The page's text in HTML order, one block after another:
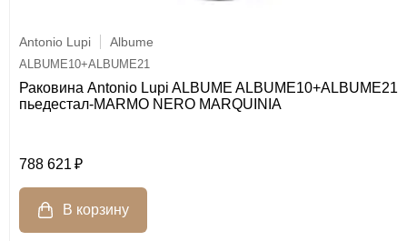
Antonio Lupi Albume
ALBUME10+ALBUME21
Раковина Antonio Lupi ALBUME ALBUME10+ALBUME21
пьедестал-MARMO NERO MARQUINIA
788 621